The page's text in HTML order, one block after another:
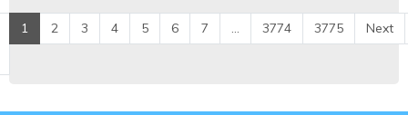
1 2 3 4 5 6 7 ... 3774 3775 Next